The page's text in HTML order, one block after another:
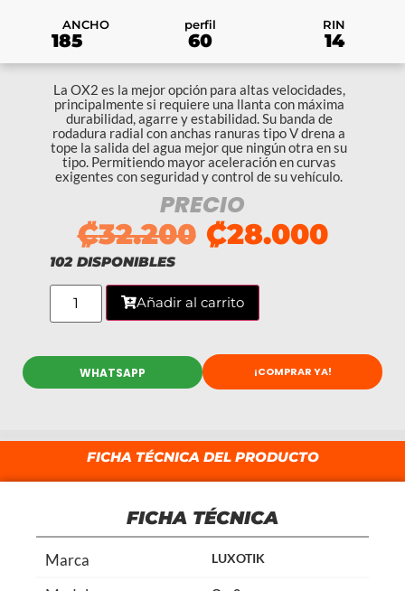
ANCHO
185
perfil
60
RIN
14
La OX2 es la mejor opción para altas velocidades,
principalmente si requiere una llanta con máxima
durabilidad, agarre y estabilidad. Su banda de
rodadura radial con anchas ranuras tipo V drena a
tope la salida del agua mejor que ningún otra en su
tipo. Permitiendo mayor aceleración en curvas
exigentes con seguridad y control de su vehículo.
PRECIO
₡32.200 ₡28.000
102 DISPONIBLES
Añadir al carrito
WHATSAPP ¡COMPRAR YA!
FICHA TÉCNICA DEL PRODUCTO
FICHA TÉCNICA
Marca LUXOTIK